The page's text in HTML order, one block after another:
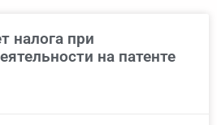
налога при
на патенте